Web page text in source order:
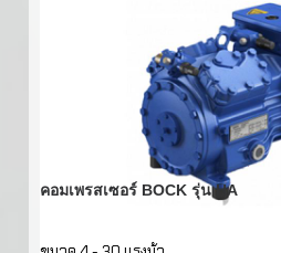
คอมเพรสเซอร์ BOCK รุ่น HA